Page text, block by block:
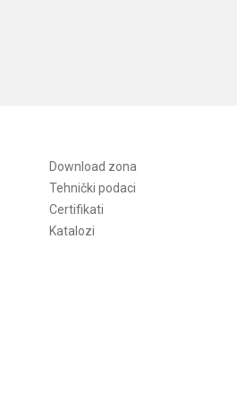
Download zona
Tehnički podaci
Certifikati
Katalozi